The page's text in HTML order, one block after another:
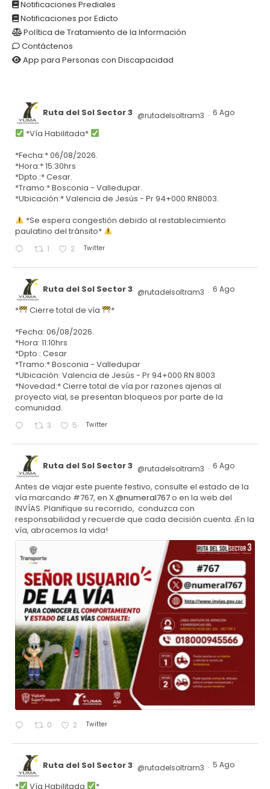
Notificaciones Prediales
Notificaciones por Edicto
Política de Tratamiento de la Información
Contáctenos
App para Personas con Discapacidad
Ruta del Sol Sector 3 @rutadelsoltram3 · 6 Ago
*Vía Habilitada*
*Fecha:* 06/08/2026.
*Hora:* 15:30hrs
*Dpto.:* Cesar.
*Tramo:* Bosconia - Valledupar.
*Ubicación:* Valencia de Jesús - Pr 94+000 RN8003.
*Se espera congestión debido al restablecimiento
paulatino del tránsito*
1 2 Twitter
Ruta del Sol Sector 3 @rutadelsoltram3 · 6 Ago
* Cierre total de vía
*
*Fecha: 06/08/2026.
*Hora: 11:10hrs
*Dpto.: Cesar
*Tramo:* Bosconia - Valledupar
*Ubicación: Valencia de Jesús - Pr 94+000 RN 8003
*Novedad:* Cierre total de vía por razones ajenas al
proyecto vial, se presentan bloqueos por parte de la
comunidad.
3 5 Twitter
Ruta del Sol Sector 3 @rutadelsoltram3 · 6 Ago
Antes de viajar este puente festivo, consulte el estado de la
vía marcando #767, en X@numeral767o en la web del
INVÍAS. Planifique su recorrido, conduzca con
responsabilidad y recuerde que cada decisión cuenta. ¡En la
vía, abracemos la vida!
0 2 Twitter
Ruta del Sol Sector 3 @rutadelsoltram3 · 5 Ago
* Vía Habilitada
*